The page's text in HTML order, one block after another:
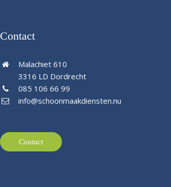
Contact
Malachiet 610
3316 LD Dordrecht
085 106 66 99
info@schoonmaakdiensten.nu
Contact